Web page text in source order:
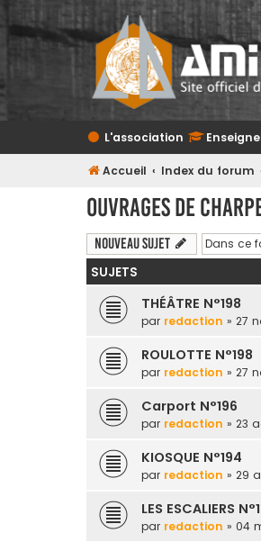
L'association
Accueil Index du forum
Ouvrages de
Nouveau sujet
SUJETS
THÉÂTRE N°198
par redaction » 27
ROULOTTE N°198
par redaction » 27
Carport N°196
par redaction » 23
KIOSQUE N°194
par redaction » 29
LES ESCALIERS
par redaction » 04